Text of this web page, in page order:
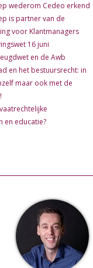
wederom Cedeo erkend
is partner van de
voor Klantmanagers
16 juni
en de Awb
en het bestuursrecht: in
maar ook met de
en educatie?